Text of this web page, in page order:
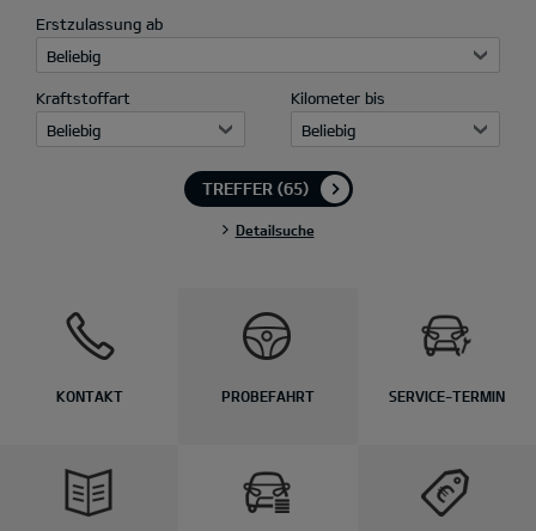
Erstzulassung ab
Beliebig
Kraftstoffart
Beliebig
Kilometer bis
Beliebig
Detailsuche
TREFFER (65)
KONTAKT PROBEFAHRT SERVICE-TERMIN